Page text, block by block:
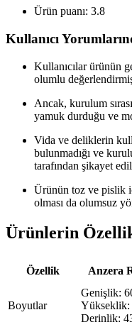
Ürün puanı: 3.8
Kullanıcı
Kullanıcılar ürünün
olumlu
Ancak, kurulum
yamuk durduğu ve
Vida ve deliklerin
bulunmadığı ve
tarafından şikayet
Ürünün toz ve pislik
olması da olumsuz
Ürünlerin Özellik
Özellik Anzera
Boyutlar
Genişlik:
Yükseklik:
Derinlik: